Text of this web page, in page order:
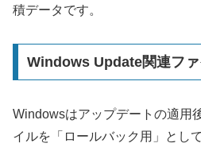
積データです。
Windows Update関連ファ
Windowsはアップデートの適用
イルを「ロールバック用」とし